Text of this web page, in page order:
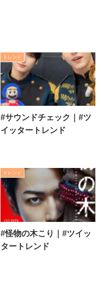
トレンド
#サウンドチェック｜#ツ
イッタートレンド
トレンド
#怪物の木こり｜#ツイッ
タートレンド